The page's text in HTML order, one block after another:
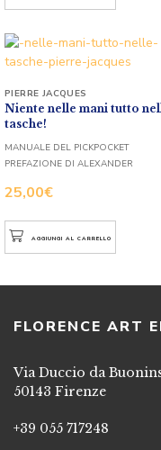
Niente nelle mani tutto
tasche!
25,00€
PIERRE JACQUES
MANUALE DEL PICKPOCKET
PREFAZIONE DI ALEXANDER
AGGIUNGI AL CARRELLO
FLORENCE ART
Via Duccio da
50143 Firenze
+39 055 717248